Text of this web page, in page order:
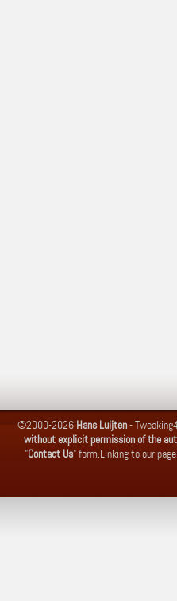
©2000-2026 Hans Luijten-
without explicit permission of the
"Contact Us" form.Linking to our